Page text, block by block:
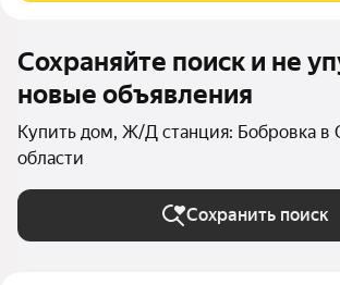
Сохраняйте поиск и не
новые объявления
Купить дом, Ж/Д станция: Бобровка в
области
Сохранить поиск